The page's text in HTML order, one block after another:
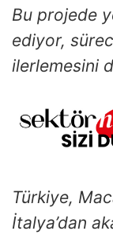
Bu projede
ediyor,
ilerlemesini
Türkiye,
İtalya’dan